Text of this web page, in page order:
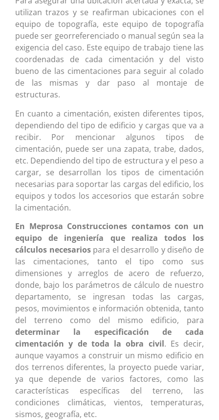
utilizan trazos y se reafirman ubicaciones con el
equipo de topografía, este equipo de topografía
puede ser georreferenciado o manual según sea la
exigencia del caso. Este equipo de trabajo tiene las
coordenadas de cada cimentación y del visto
bueno de las cimentaciones para seguir al colado
de las mismas y dar paso al montaje de
estructuras.
En cuanto a cimentación, existen diferentes tipos,
dependiendo del tipo de edificio y cargas que va a
recibir. Por mencionar algunos tipos de
cimentación, puede ser una zapata, trabe, dados,
etc. Dependiendo del tipo de estructura y el peso a
cargar, se desarrollan los tipos de cimentación
necesarias para soportar las cargas del edificio, los
equipos y todos los accesorios que estarán sobre
la cimentación.
En Meprosa Construcciones contamos con un
equipo de ingeniería que realiza todos los
cálculos necesariospara el desarrollo y diseño de
las cimentaciones, tanto el tipo como sus
dimensiones y arreglos de acero de refuerzo,
donde, bajo los parámetros de cálculo de nuestro
departamento, se ingresan todas las cargas,
pesos, movimientos e información obtenida, tanto
del terreno como del mismo edificio, para
determinar la especificación de cada
cimentación y de toda la obra civil. Es decir,
aunque vayamos a construir un mismo edificio en
dos terrenos diferentes, la proyecto puede variar,
ya que depende de varios factores, como las
características específicas del terreno, las
condiciones climáticas, vientos, temperaturas,
sismos, geografía, etc.